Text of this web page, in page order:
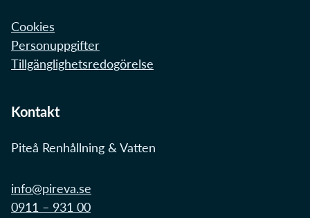
Cookies
Personuppgifter
Tillgänglighetsredogörelse
Kontakt
Piteå Renhållning & Vatten
info@pireva.se
0911 – 931 00